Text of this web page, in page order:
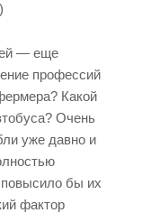
— еще
профессий
Какой
Очень
уже давно и
бы их
фактор